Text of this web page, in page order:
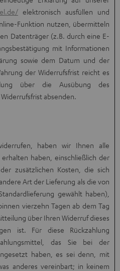
elektronisch ausfüllen und
Funktion nutzen, übermitteln
Datenträger (z.B. durch eine E-
mit Informationen
sowie dem Datum und der
der Widerrufsfrist reicht es
über die Ausübung des
absenden.
haben wir Ihnen alle
haben, einschließlich der
zusätzlichen Kosten, die sich
Art der Lieferung als die von
gewählt haben),
vierzehn Tagen ab dem Tag
über Ihren Widerruf dieses
ist. Für diese Rückzahlung
das Sie bei der
haben, es sei denn, mit
anderes vereinbart; in keinem